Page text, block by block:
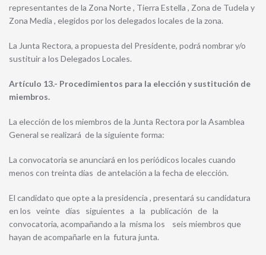
representantes de la Zona Norte , Tierra Estella , Zona de Tudela y
Zona Media , elegidos por los delegados locales de la zona.
La Junta Rectora, a propuesta del Presidente, podrá nombrar y/o
sustituir a los Delegados Locales.
Artículo 13.- Procedimientos para la elección y sustitución de
miembros.
La elección de los miembros de la Junta Rectora por la Asamblea
General se realizará de la siguiente forma:
La convocatoria se anunciará en los periódicos locales cuando
menos con treinta días de antelación a la fecha de elección.
El candidato que opte a la presidencia , presentará su candidatura
en los veinte días siguientes a la publicación de la
convocatoria, acompañando a la misma los seis miembros que
hayan de acompañarle en la futura junta.